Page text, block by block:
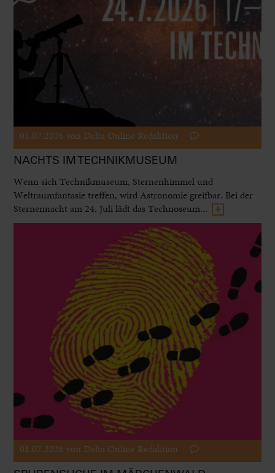
01.07.2026 von Delta Online Redaktion
NACHTS IM TECHNIKMUSEUM
Wenn sich Technikmuseum, Sternenhimmel und
Weltraumfantasie treffen, wird Astronomie greifbar. Bei der
Sternennacht am 24. Juli lädt das Technoseum...
01.07.2026 von Delta Online Redaktion